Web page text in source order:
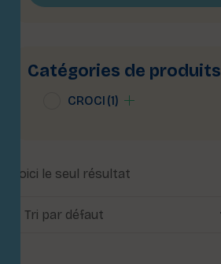
Catégories de produits
CROCI (1)
Voici le seul résultat